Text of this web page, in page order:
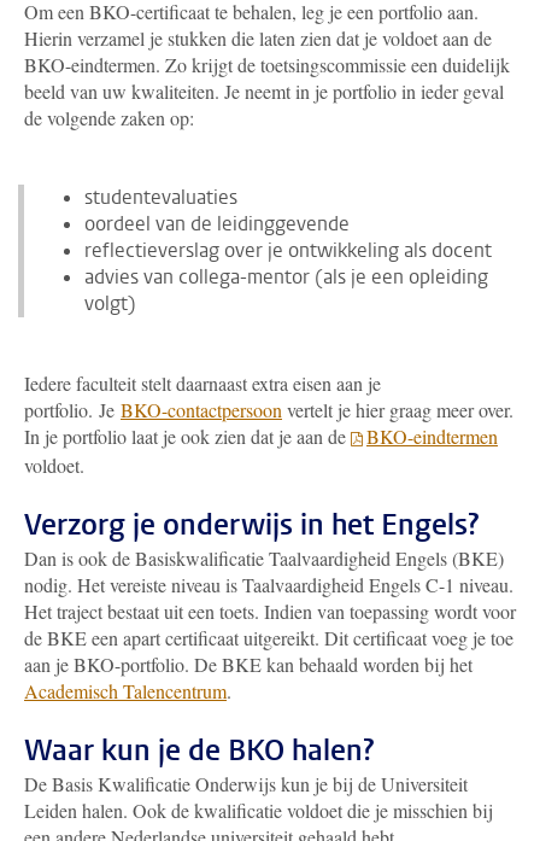
Om een BKO-certificaat te behalen, leg je een portfolio aan.
Hierin verzamel je stukken die laten zien dat je voldoet aan de
BKO-eindtermen. Zo krijgt de toetsingscommissie een duidelijk
beeld van uw kwaliteiten. Je neemt in je portfolio in ieder geval
de volgende zaken op:
studentevaluaties
oordeel van de leidinggevende
reflectieverslag over je ontwikkeling als docent
advies van collega-mentor (als je een opleiding
volgt)
Iedere faculteit stelt daarnaast extra eisen aan je
portfolio. Je BKO-contactpersoon vertelt je hier graag meer over.
In je portfolio laat je ook zien dat je aan de
BKO-eindtermen
voldoet.
Verzorg je onderwijs in het Engels?
Dan is ook de Basiskwalificatie Taalvaardigheid Engels (BKE)
nodig. Het vereiste niveau is Taalvaardigheid Engels C-1 niveau.
Het traject bestaat uit een toets. Indien van toepassing wordt voor
de BKE een apart certificaat uitgereikt. Dit certificaat voeg je toe
aan je BKO-portfolio. De BKE kan behaald worden bij het
Academisch Talencentrum.
Waar kun je de BKO halen?
De Basis Kwalificatie Onderwijs kun je bij de Universiteit
Leiden halen. Ook de kwalificatie voldoet die je misschien bij